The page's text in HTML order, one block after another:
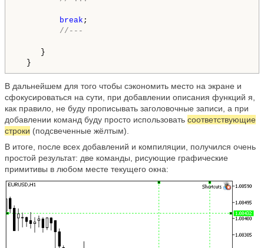
break ;
//---
}
}
В дальнейшем для того чтобы сэкономить место на экране и
сфокусироваться на сути, при добавлении описания функций я,
как правило, не буду прописывать заголовочные записи, а при
добавлении команд буду просто использовать соответствующие
строки (подсвеченные жёлтым).
В итоге, после всех добавлений и компиляции, получился очень
простой результат: две команды, рисующие графические
примитивы в любом месте текущего окна: